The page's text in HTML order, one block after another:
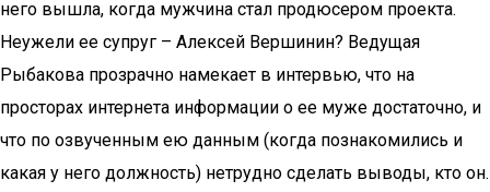
него вышла, когда мужчина стал продюсером проекта.
Неужели ее супруг – Алексей Вершинин? Ведущая
Рыбакова прозрачно намекает в интервью, что на
просторах интернета информации о ее муже достаточно, и
что по озвученным ею данным (когда познакомились и
какая у него должность) нетрудно сделать выводы, кто он.